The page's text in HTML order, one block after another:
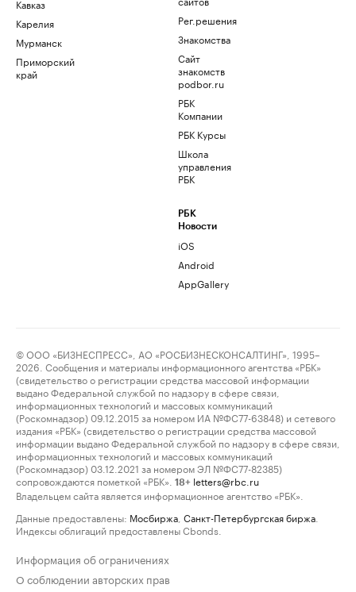
Кавказ
Карелия
Мурманск
Приморский
край
Рег.решения
Знакомства
Сайт
знакомств
podbor.ru
РБК
Компании
РБК Курсы
Школа
управления
РБК
РБК
Новости
iOS
Android
AppGallery
© ООО «БИЗНЕСПРЕСС», АО «РОСБИЗНЕСКОНСАЛТИНГ», 1995–
2026. Сообщения и материалы информационного агентства «РБК»
(свидетельство о регистрации средства массовой информации
выдано Федеральной службой по надзору в сфере связи,
информационных технологий и массовых коммуникаций
(Роскомнадзор) 09.12.2015 за номером ИА №ФС77-63848) и сетевого
издания «РБК» (свидетельство о регистрации средства массовой
информации выдано Федеральной службой по надзору в сфере связи,
информационных технологий и массовых коммуникаций
(Роскомнадзор) 03.12.2021 за номером ЭЛ №ФС77-82385)
сопровождаются пометкой «РБК».
18+ letters@rbc.ru
Владельцем сайта является информационное агентство «РБК».
Данные предоставлены: Мосбиржа Санкт-Петербургская биржа
Индексы облигаций предоставлены Cbonds.
Информация об ограничениях
О соблюдении авторских прав